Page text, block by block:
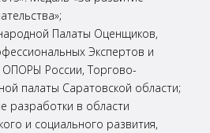
Палаты Оценщиков,
Экспертов и
ОПОРЫ России, Торгово-
палаты Саратовской области;
разработки в области
и социального развития,